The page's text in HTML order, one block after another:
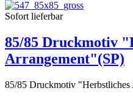
Sofort lieferbar
85/85 Druckmotiv
Arrangement"(SP)
85/85 Druckmotiv "Herbstliches